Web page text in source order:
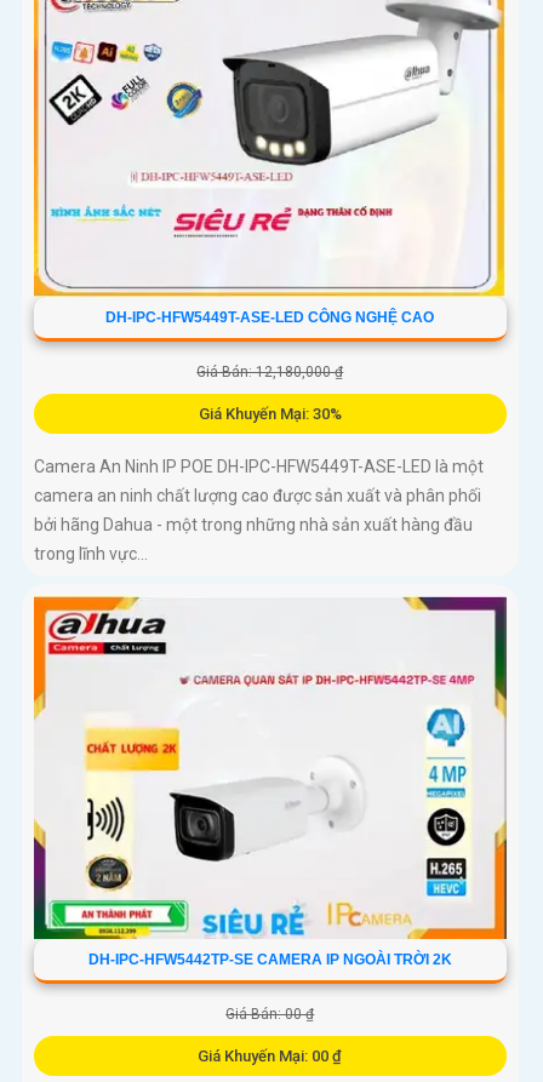
DH-IPC-HFW5449T-ASE-LED CÔNG NGHỆ CAO
Giá Bán: 12,180,000 ₫
Giá Khuyến Mại: 30%
Camera An Ninh IP POE DH-IPC-HFW5449T-ASE-LED là một
camera an ninh chất lượng cao được sản xuất và phân phối
bởi hãng Dahua - một trong những nhà sản xuất hàng đầu
trong lĩnh vực...
DH-IPC-HFW5442TP-SE CAMERA IP NGOÀI TRỜI 2K
Giá Bán: 00 ₫
Giá Khuyến Mại: 00 ₫